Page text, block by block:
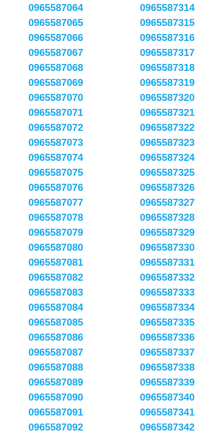
0965587064
0965587065
0965587066
0965587067
0965587068
0965587069
0965587070
0965587071
0965587072
0965587073
0965587074
0965587075
0965587076
0965587077
0965587078
0965587079
0965587080
0965587081
0965587082
0965587083
0965587084
0965587085
0965587086
0965587087
0965587088
0965587089
0965587090
0965587091
0965587092
0965587314
0965587315
0965587316
0965587317
0965587318
0965587319
0965587320
0965587321
0965587322
0965587323
0965587324
0965587325
0965587326
0965587327
0965587328
0965587329
0965587330
0965587331
0965587332
0965587333
0965587334
0965587335
0965587336
0965587337
0965587338
0965587339
0965587340
0965587341
0965587342